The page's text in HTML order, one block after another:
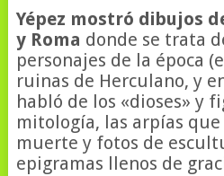
Yépez mostró dibujos
y Roma donde se trata
personajes de la época
ruinas de Herculano, y
habló de los «dioses» y
mitología, las arpías
muerte y fotos de
epigramas llenos de